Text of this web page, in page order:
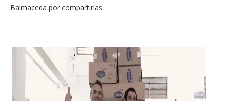
Balmaceda por compartirlas.